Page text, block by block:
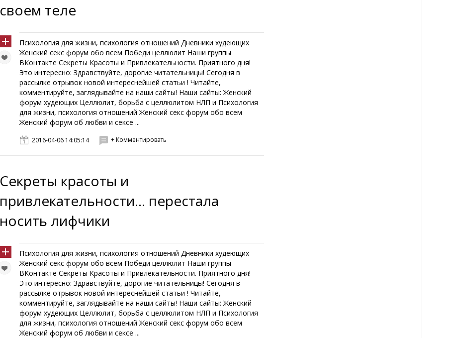
своем теле
Психология для жизни, психология отношений Дневники худеющих
Женский секс форум обо всем Победи целлюлит Наши группы
ВКонтакте Секреты Красоты и Привлекательности. Приятного дня!
Это интересно: Здравствуйте, дорогие читательницы! Сегодня в
рассылке отрывок новой интереснейшей статьи ! Читайте,
комментируйте, заглядывайте на наши сайты! Наши сайты: Женский
форум худеющих Целлюлит, борьба с целлюлитом НЛП и Психология
для жизни, психология отношений Женский секс форум обо всем
Женский форум об любви и сексе ...
2016-04-06 14:05:14 + Комментировать
Секреты красоты и
привлекательности... перестала
носить лифчики
Психология для жизни, психология отношений Дневники худеющих
Женский секс форум обо всем Победи целлюлит Наши группы
ВКонтакте Секреты Красоты и Привлекательности. Приятного дня!
Это интересно: Здравствуйте, дорогие читательницы! Сегодня в
рассылке отрывок новой интереснейшей статьи ! Читайте,
комментируйте, заглядывайте на наши сайты! Наши сайты: Женский
форум худеющих Целлюлит, борьба с целлюлитом НЛП и Психология
для жизни, психология отношений Женский секс форум обо всем
Женский форум об любви и сексе ...